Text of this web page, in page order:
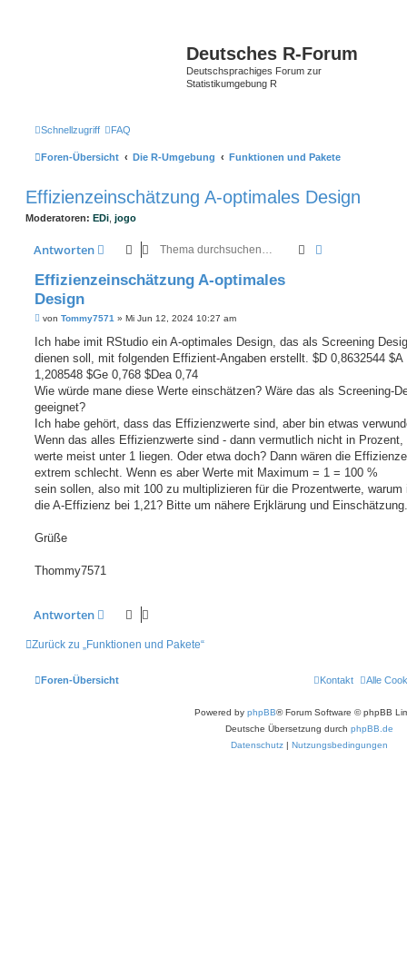
Deutsches R-Forum
Deutschsprachiges Forum zur
Statistikumgebung R
Schnellzugriff FAQ
Foren-Übersicht Die R-Umgebung Funktionen und Pakete
Effizienzeinschätzung A-optimales Design
Moderatoren: EDi jogo
Antworten Suche
Effizienzeinschätzung A-optimales
Design
B
i
r
g
von Tommy7571 » Mi Jun 12, 2024 10:27 am
Ich habe imit RStudio ein A-optimales Design, das als Screening
dienen soll, mit folgenden Effizient-Angaben erstellt. $D 0,8632544 $A
1,208548 $Ge 0,768 $Dea 0,74
Wie würde mane diese Werte einschätzen? Wäre das als Screening-
geeignet?
Ich habe gehört, dass das Effizienzwerte sind, aber bin etwas
Wenn das alles Effizienzwerte sind - dann vermutlich nicht in Prozent,
werte meist unter 1 liegen. Oder etwa doch? Dann wären die
extrem schlecht. Wenn es aber Werte mit Maximum = 1 = 100 %
sein sollen, also mit 100 zu multiplizieren für die Prozentwerte, warum
die A-Effizienz bei 1,21? Bitte um nähere Erjklärung und Einschätzung.
Grüße
Thommy7571
Antworten
Zurück zu „Funktionen und Pakete“
Foren-Übersicht Alle
Kontakt
Powered by phpBB® Forum Software © phpBB
Deutsche Übersetzung durch phpBB.de
Datenschutz | Nutzungsbedingungen